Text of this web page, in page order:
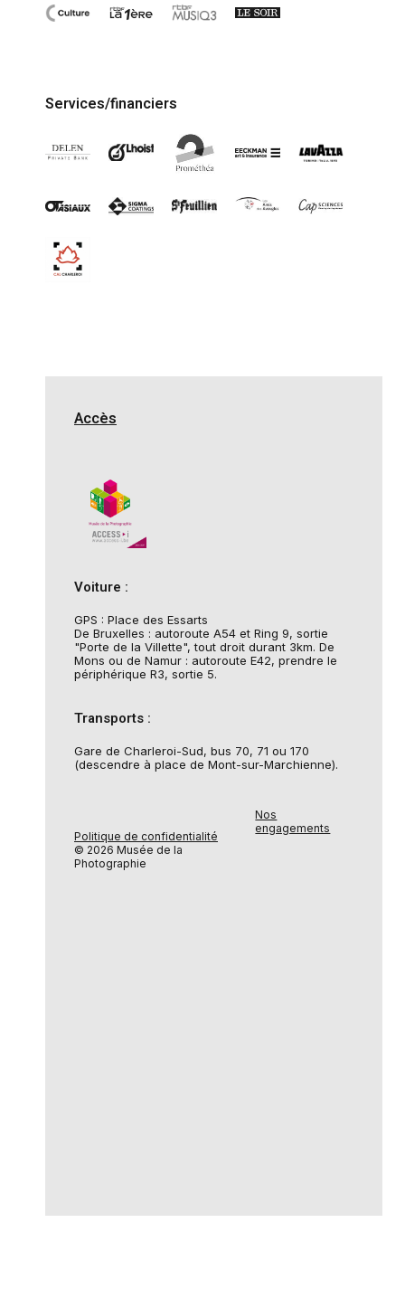
Services/financiers
Accès
Voiture :
GPS : Place des Essarts
De Bruxelles : autoroute A54 et Ring 9, sortie
"Porte de la Villette", tout droit durant 3km. De
Mons ou de Namur : autoroute E42, prendre le
périphérique R3, sortie 5.
Transports :
Gare de Charleroi-Sud, bus 70, 71 ou 170
(descendre à place de Mont-sur-Marchienne).
Politique de confidentialité
© 2026 Musée de la
Photographie
Nos
engagements